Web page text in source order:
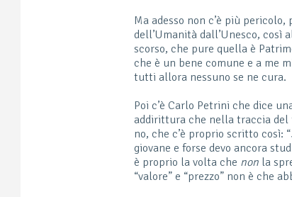
Ma adesso non c’è più
dell’Umanità dall’Unesco, così
scorso, che pure quella è
che è un bene comune e a me
tutti allora nessuno se ne cura.
Poi c’è Carlo Petrini che dice
addirittura che nella traccia del
no, che c’è proprio scritto così: “
giovane e forse devo ancora
è proprio la volta che non la
“valore” e “prezzo” non è che